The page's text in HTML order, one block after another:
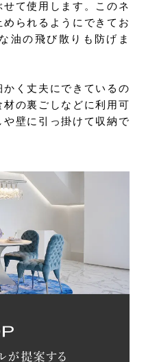
て使用します。このネ
られるようにできてお
油の飛び散りも防げま
く丈夫にできているの
の裏ごしなどに利用可
壁に引っ掛けて収納で